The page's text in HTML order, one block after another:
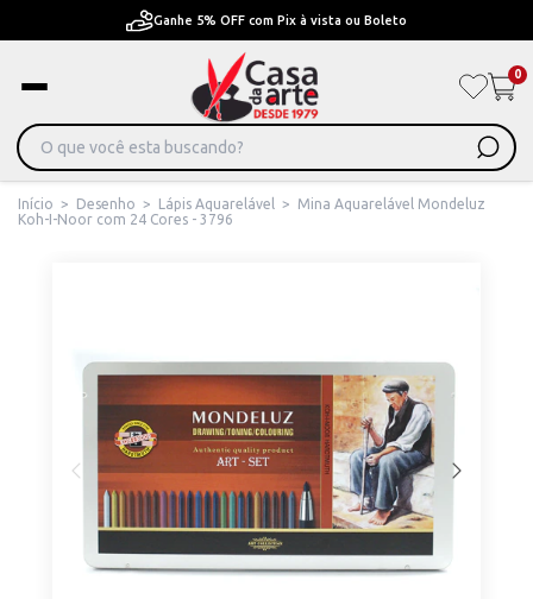
Pague em Até 6x sem juros ou ate 12x com juros
0
Início > Desenho > Lápis Aquarelável >
Mina Aquarelável Mondeluz
Koh-I-Noor com 24 Cores - 3796